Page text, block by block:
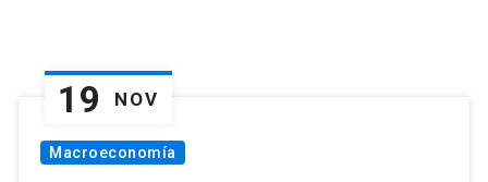
19 NOV
Macroeconomía